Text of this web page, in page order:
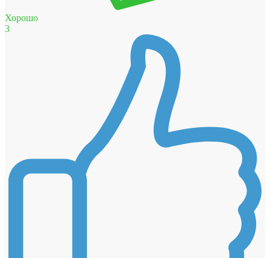
Хорошо
3